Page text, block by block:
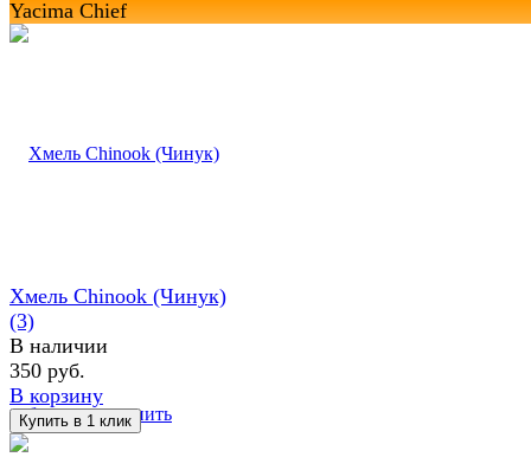
Yacima Chief
избранное сравнить
Хмель Chinook (Чинук)
(3)
В наличии
350 руб.
В корзину